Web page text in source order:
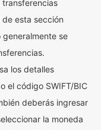
esta sección
se
los detalles
el código SWIFT/BIC
deberás ingresar
la moneda